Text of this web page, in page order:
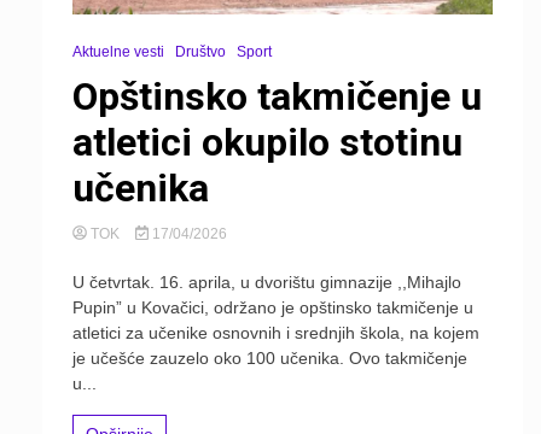
Aktuelne vesti Društvo Sport
Opštinsko takmičenje u
atletici okupilo stotinu
učenika
TOK 17/04/2026
U četvrtak. 16. aprila, u dvorištu gimnazije ,,Mihajlo
Pupin” u Kovačici, održano je opštinsko takmičenje u
atletici za učenike osnovnih i srednjih škola, na kojem
je učešće zauzelo oko 100 učenika. Ovo takmičenje
u...